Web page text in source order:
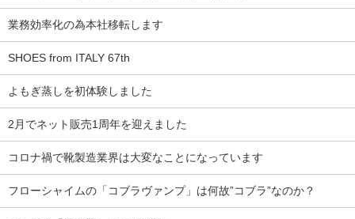
業務効率化の為本社移転します
SHOES from ITALY 67th
よもぎ蒸しを初体験しました
2月でネット販売1周年を迎えました
コロナ禍で靴製造業界は大変なことになっています
フローシャイムの「コブラヴァンプ」は何故”コブラ”なのか？